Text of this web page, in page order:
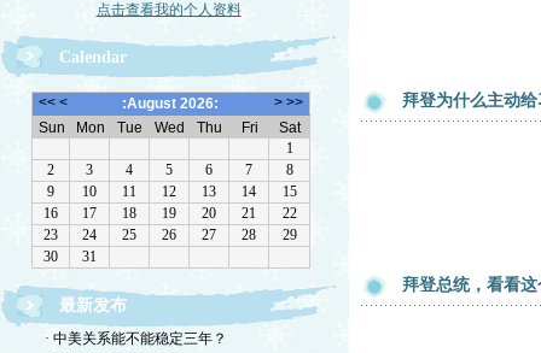
点击查看我的个人资料
Calendar
最新发布
· 中美关系能不能稳定三年？
拜登为什么主动
拜登总统，看看这